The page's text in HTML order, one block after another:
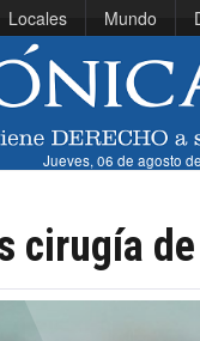
Locales Mundo
Jueves, 06 de agosto
cirugía